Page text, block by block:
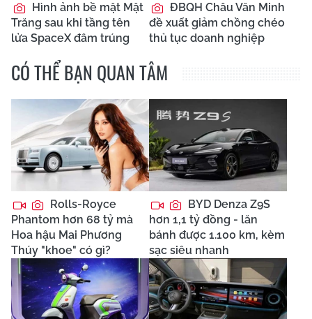
Hình ảnh bề mặt Mặt
Trăng sau khi tầng tên
lửa SpaceX đâm trúng
ĐBQH Châu Văn Minh
đề xuất giảm chồng chéo
thủ tục doanh nghiệp
CÓ THỂ BẠN QUAN TÂM
Rolls-Royce
Phantom hơn 68 tỷ mà
Hoa hậu Mai Phương
Thúy "khoe" có gì?
BYD Denza Z9S
hơn 1,1 tỷ đồng - lăn
bánh được 1.100 km, kèm
sạc siêu nhanh